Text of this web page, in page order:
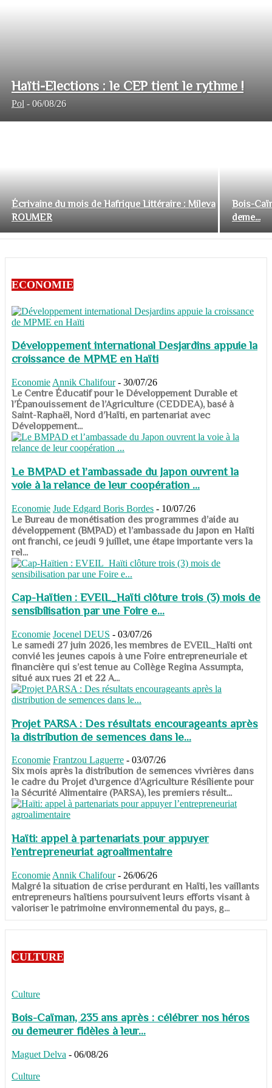
Haïti-Elections : le CEP tient le rythme !
Pol - 06/08/26
Écrivaine du mois de Hafrique Littéraire : Mileva
ROUMER
Bois-
deme...
ECONOMIE
Développement international Desjardins appuie la
croissance de MPME en Haïti
Economie Annik Chalifour - 30/07/26
​​​​​​​Le Centre Éducatif pour le Développement Durable et
l’Épanouissement de l’Agriculture (CEDDEA), basé à
Saint-Raphaël, Nord d’Haïti, en partenariat avec
Développement...
Le BMPAD et l’ambassade du Japon ouvrent la
voie à la relance de leur coopération ...
Economie Jude Edgard Boris Bordes - 10/07/26
​​​​​​​Le Bureau de monétisation des programmes d’aide au
développement (BMPAD) et l’ambassade du Japon en Haïti
ont franchi, ce jeudi 9 juillet, une étape importante vers la
rel...
Cap-Haïtien : EVEIL_Haïti clôture trois (3) mois de
sensibilisation par une Foire e...
Economie Jocenel DEUS - 03/07/26
Le samedi 27 juin 2026, les membres de EVEIL_Haïti ont
convié les jeunes capois à une Foire entrepreneuriale et
financière qui s’est tenue au Collège Regina Assumpta,
situé aux rues 21 et 22 A...
Projet PARSA : Des résultats encourageants après
la distribution de semences dans le...
Economie Frantzou Laguerre - 03/07/26
​​​​​​​Six mois après la distribution de semences vivrières dans
le cadre du Projet d’urgence d’Agriculture Résiliente pour
la Sécurité Alimentaire (PARSA), les premiers résult...
Haïti: appel à partenariats pour appuyer
l’entrepreneuriat agroalimentaire
Economie Annik Chalifour - 26/06/26
​​​​​​​Malgré la situation de crise perdurant en Haïti, les vaillants
entrepreneurs haïtiens poursuivent leurs efforts visant à
valoriser le patrimoine environnemental du pays, g...
CULTURE
Culture
Bois-Caïman, 235 ans après : célébrer nos héros
ou demeurer fidèles à leur...
Maguet Delva - 06/08/26
Culture